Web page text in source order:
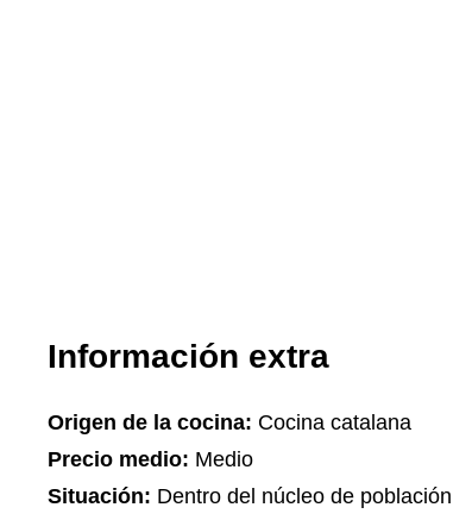
Información extra
Origen de la cocina: Cocina catalana
Precio medio: Medio
Situación: Dentro del núcleo de población